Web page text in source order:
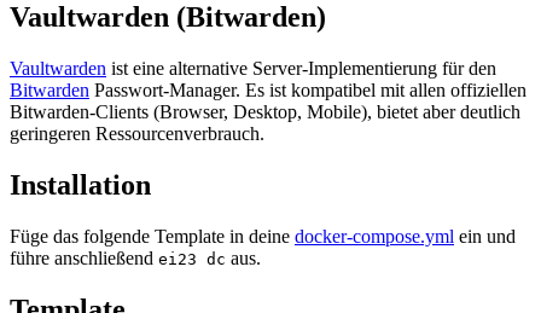
Vaultwarden (Bitwarden)
Vaultwarden ist eine alternative Server-Implementierung für den
Bitwarden Passwort-Manager. Es ist kompatibel mit allen offiziellen
Bitwarden-Clients (Browser, Desktop, Mobile), bietet aber deutlich
geringeren Ressourcenverbrauch.
Installation
Füge das folgende Template in deine docker-compose.yml ein und
führe anschließend ei23 dc aus.